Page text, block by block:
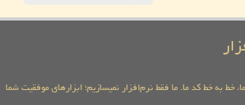
خط به خط کد ما. ما فقط نرم‌افزار نمیسازیم؛ ابزارهای موفقیت شما